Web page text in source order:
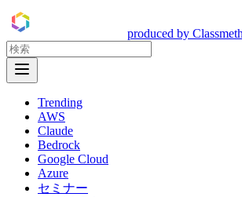
produced by
Trending
AWS
Claude
Bedrock
Google Cloud
Azure
セミナー